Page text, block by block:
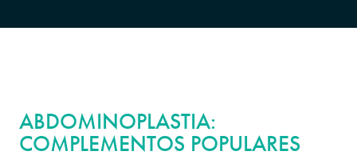
ABDOMINOPLASTIA:
COMPLEMENTOS POPULARES